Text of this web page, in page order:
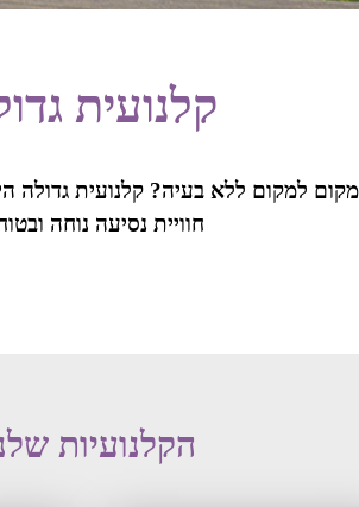
קלנועית
למקום ללא בעיה? קלנועית
חוויית נסיעה נוחה
הקלנועיות